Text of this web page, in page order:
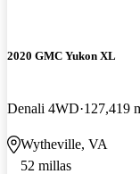
2020 GMC Yukon XL
Denali 4WD 127,419
Wytheville, VA
52 millas